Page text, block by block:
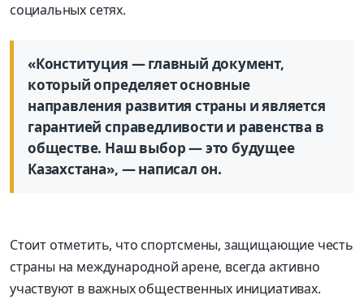
социальных сетях.
«Конституция — главный документ,
который определяет основные
направления развития страны и является
гарантией справедливости и равенства в
обществе. Наш выбор — это будущее
Казахстана», — написал он.
Стоит отметить, что спортсмены, защищающие честь
страны на международной арене, всегда активно
участвуют в важных общественных инициативах.